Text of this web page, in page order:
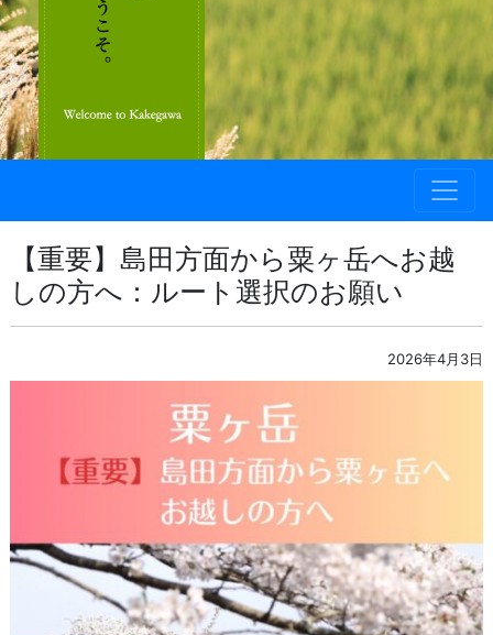
【重要】島田方面から粟ヶ岳へお越
しの方へ：ルート選択のお願い
2026年4月3日